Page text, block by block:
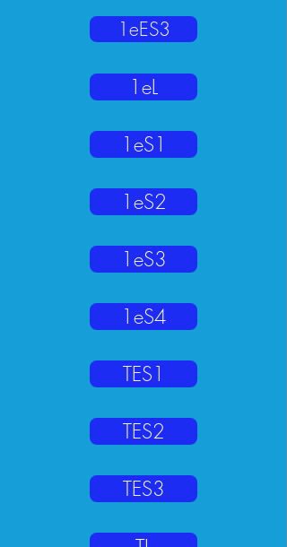
1eES3
1eL
1eS1
1eS2
1eS3
1eS4
TES1
TES2
TES3